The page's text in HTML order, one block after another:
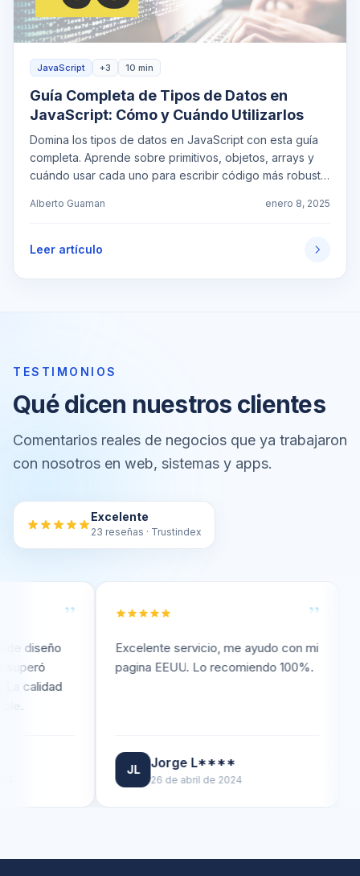
JavaScript +3 10 min
Guía Completa de Tipos de Datos en
JavaScript: Cómo y Cuándo Utilizarlos
Domina los tipos de datos en JavaScript con esta guía
completa. Aprende sobre primitivos, objetos, arrays y
cuándo usar cada uno para escribir código más robusto
Alberto Guaman enero 8, 2025
Leer artículo
TESTIMONIOS
Qué dicen nuestros clientes
Comentarios reales de negocios que ya trabajaron
con nosotros en web, sistemas y apps.
Excelente
23 reseñas · Trustindex
Excelente servicio, me ayudo con mi
pagina EEUU. Lo recomiendo 100%.
Jorge L****
26 de abril de 2024